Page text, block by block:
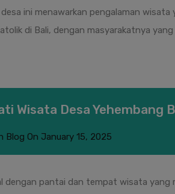
ini menawarkan pengalaman
di Bali, dengan masyarakatnya
Wisata Desa Yehembang
Blog On January 15, 2025
dengan pantai dan tempat wisata